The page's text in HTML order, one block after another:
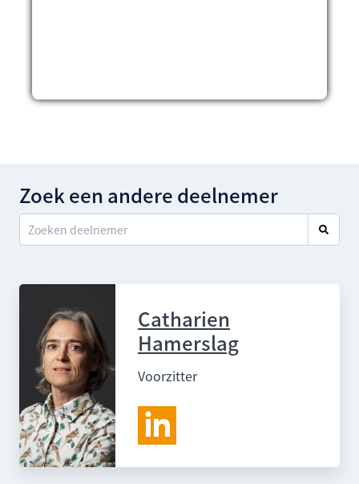
Zoek een andere deelnemer
Catharien
Hamerslag
Voorzitter